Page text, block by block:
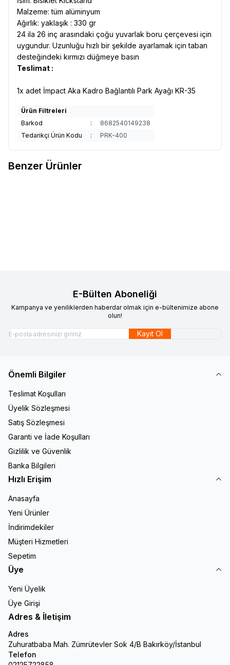
Malzeme: tüm alüminyum
Ağırlık: yaklaşık : 330 gr
24 ila 26 inç arasındaki çoğu yuvarlak boru çerçevesi için
uygundur. Uzunluğu hızlı bir şekilde ayarlamak için taban
desteğindeki kırmızı düğmeye basın
Teslimat :
1x adet İmpact Aka Kadro Bağlantılı Park Ayağı KR-35
Ürün Filtreleri
Barkod
:
8682540149238
Tedarikçi Ürün Kodu
: PRK-400
Benzer Ürünler
E-Bülten Aboneliği
Kampanya ve yeniliklerden haberdar olmak için e-bültenimize abone
olun!
Kayıt Ol
Önemli Bilgiler
Teslimat Koşulları
Üyelik Sözleşmesi
Satış Sözleşmesi
Garanti ve İade Koşulları
Gizlilik ve Güvenlik
Banka Bilgileri
Hızlı Erişim
Anasayfa
Yeni Ürünler
İndirimdekiler
Müşteri Hizmetleri
Sepetim
Üye
Yeni Üyelik
Üye Girişi
Adres & İletişim
Adres
Zuhuratbaba Mah. Zümrütevler Sok 4/B Bakırköy/İstanbul
Telefon